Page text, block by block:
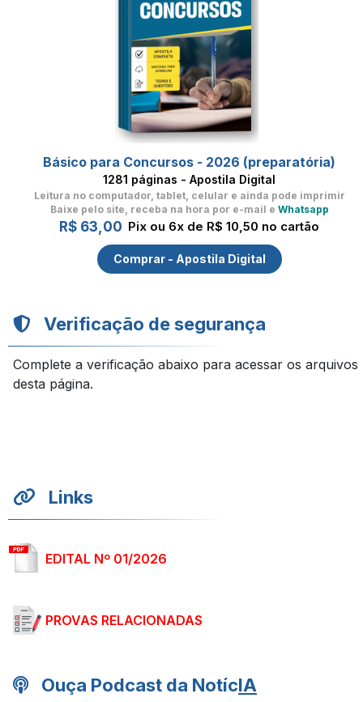
Básico para Concursos - 2026 (preparatória)
1281 páginas - Apostila Digital
Leitura no computador, tablet, celular e ainda pode imprimir
Baixe pelo site, receba na hora por e-mail e Whatsapp
R$ 63,00 Pix ou 6x de R$ 10,50 no cartão
Comprar - Apostila Digital
Verificação de segurança
Complete a verificação abaixo para acessar os arquivos
desta página.
Links
EDITAL Nº 01/2026
PROVAS RELACIONADAS
Ouça Podcast da NotícIA